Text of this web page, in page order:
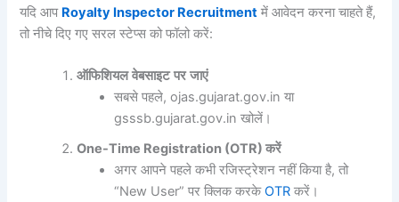
यदि आप Royalty Inspector Recruitment में आवेदन करना चाहते हैं,
तो नीचे दिए गए सरल स्टेप्स को फॉलो करें:
ऑफिशियल वेबसाइट पर जाएं
सबसे पहले, ojas.gujarat.gov.in या
gsssb.gujarat.gov.in खोलें।
One-Time Registration (OTR)करें
अगर आपने पहले कभी रजिस्ट्रेशन नहीं किया है, तो
“New User” पर क्लिक करकेOTR करें।